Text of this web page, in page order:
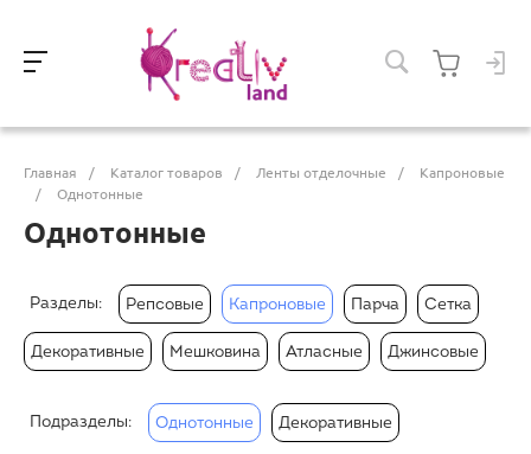
Главная / Каталог товаров / Ленты отделочные /
Капроновые
/
Однотонные
Однотонные
Разделы: Репсовые Капроновые Парча Сетка
Декоративные Мешковина Атласные Джинсовые
Подразделы: Однотонные Декоративные